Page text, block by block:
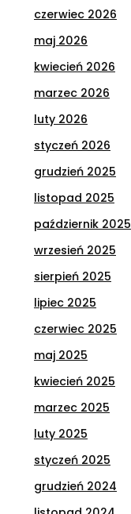
czerwiec 2026
maj 2026
kwiecień 2026
marzec 2026
luty 2026
styczeń 2026
grudzień 2025
listopad 2025
październik 2025
wrzesień 2025
sierpień 2025
lipiec 2025
czerwiec 2025
maj 2025
kwiecień 2025
marzec 2025
luty 2025
styczeń 2025
grudzień 2024